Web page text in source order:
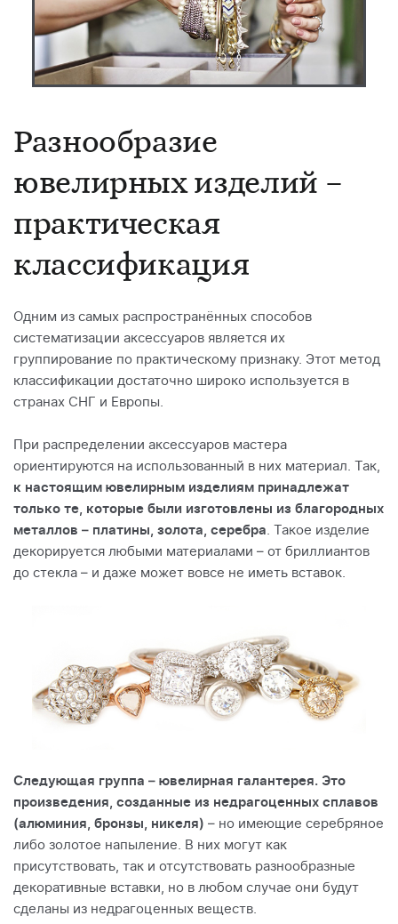
Разнообразие
ювелирных изделий –
практическая
классификация
Одним из самых распространённых способов
систематизации аксессуаров является их
группирование по практическому признаку. Этот метод
классификации достаточно широко используется в
странах СНГ и Европы.
При распределении аксессуаров мастера
ориентируются на использованный в них материал. Так,
к настоящим ювелирным изделиям принадлежат
только те, которые были изготовлены из благородных
металлов – платины, золота, серебра . Такое изделие
декорируется любыми материалами – от бриллиантов
до стекла – и даже может вовсе не иметь вставок.
Следующая группа – ювелирная галантерея. Это
произведения, созданные из недрагоценных сплавов
(алюминия, бронзы, никеля) – но имеющие серебряное
либо золотое напыление. В них могут как
присутствовать, так и отсутствовать разнообразные
декоративные вставки, но в любом случае они будут
сделаны из недрагоценных веществ.